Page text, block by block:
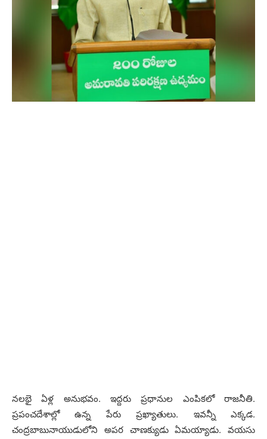
న‌ల‌భై ఏళ్ల అనుభ‌వం. ఇద్దరు ప్ర‌ధానుల ఎంపిక‌లో రాజ‌నీతి.
ప్ర‌పంచ‌దేశాల్లో ఉన్న పేరు ప్ర‌ఖ్యాతులు. ఇవ‌న్నీ ఎక్క‌డ‌.
చంద్ర‌బాబునాయుడులోని అప‌ర‌ చాణ‌క్యుడు ఏమ‌య్యాడు. వ‌య‌సు